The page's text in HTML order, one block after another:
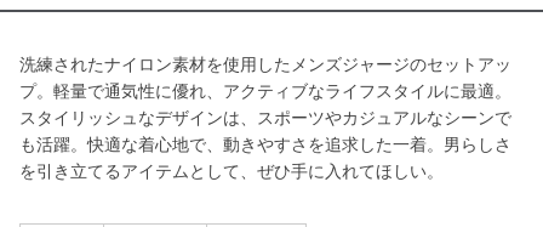
洗練されたナイロン素材を使用したメンズジャージのセットアッ
プ。軽量で通気性に優れ、アクティブなライフスタイルに最適。
スタイリッシュなデザインは、スポーツやカジュアルなシーンで
も活躍。快適な着心地で、動きやすさを追求した一着。男らしさ
を引き立てるアイテムとして、ぜひ手に入れてほしい。